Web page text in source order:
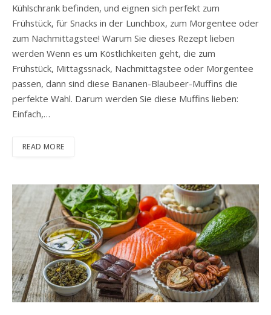
Kühlschrank befinden, und eignen sich perfekt zum
Frühstück, für Snacks in der Lunchbox, zum Morgentee oder
zum Nachmittagstee! Warum Sie dieses Rezept lieben
werden Wenn es um Köstlichkeiten geht, die zum
Frühstück, Mittagssnack, Nachmittagstee oder Morgentee
passen, dann sind diese Bananen-Blaubeer-Muffins die
perfekte Wahl. Darum werden Sie diese Muffins lieben:
Einfach,…
READ MORE